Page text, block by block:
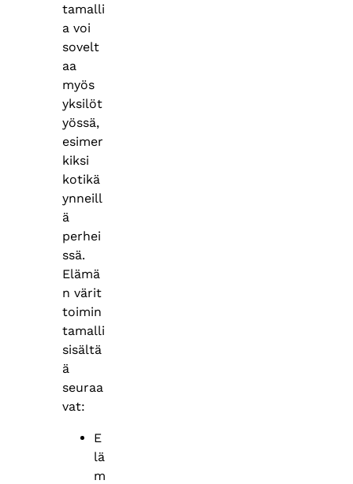
tamalli
a voi
sovelt
aa
myös
yksilöt
yössä,
esimer
kiksi
kotikä
ynneill
ä
perhei
ssä.
Elämä
n värit
toimin
tamalli
sisältä
ä
seuraa
vat:
E
lä
m